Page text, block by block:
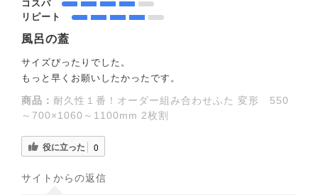
コスパ
リピート
風呂の蓋
サイズぴったりでした。
もっと早くお願いしたかったです。
商品： 耐久性１番！オーダー組み合わせふた 変形 550
～700×1060～1100mm 2枚割
役に立った 0
サイトからの返信